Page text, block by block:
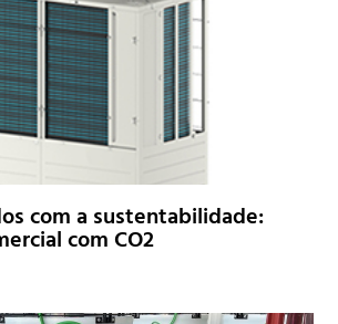
com a sustentabilidade:
com CO2